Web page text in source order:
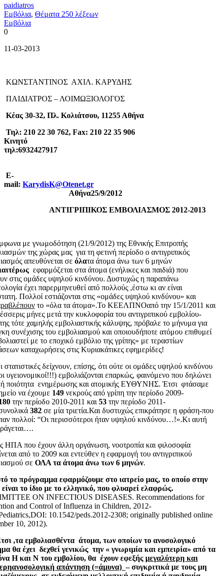
paidiatros
Εμβόλια, Θέματα 250 λέξεων
Εμβόλια
0
11-03-2013
ΚΩΝΣΤΑΝΤΙΝΟΣ ΑXIΛ. ΚΑΡΥΔΗΣ
ΠΑΙΔΙΑΤΡΟΣ – ΛΟΙΜΩΞΙΟΛΟΓΟΣ
Κέας 30-32, Πλ. Κολιάτσου, 11255 Αθήνα
Τηλ: 210 22 30 762, Fax: 210 22 35 906
Kινητό
E-
mail: KarydisK@Otenet.gr
Aθήνα25/9/2012
ANTΙΓΡΙΠΙΚΟΣ ΕΜΒΟΛΙΑΣΜΟΣ 2012-2013
με γνωμοδότηση (21/9/2012) της Εθνικής Επιτροπής
της χώρας μας για τη φετινή περίοδο ο αντιγριπικός
απευθύνεται σε όλατα άτομα άνω των 6 μηνών
εφαρμόζεται στα άτομα (ενήλικες και παιδιά) που
στις ομάδες υψηλού κινδύνου. Δυστυχώς η παραπάνω
έχει παρερμηνευθεί από πολλούς ,έστω κι αν είναι
Πολλοί εστιάζονται στις «ομάδες υψηλού κινδύνου» και
το «όλα τα άτομα».Το ΚΕΕΛΠΝΟαπό την 15/1/2011 και
μήνες μετά την κυκλοφορία του αντιγριπικού εμβολίου-
τότε χαμηλής εμβολιαστικής κάλυψης, πρόβαλε το μήνυμα για
συνέχισης του εμβολιασμού και οποιουδήποτε ατόμου επιθυμεί
με το εποχικό εμβόλιο της γρίπης» με τεραστίων
καταχωρήσεις στις Κυριακάτικες εφημερίδες!
δείχνουν, επίσης, ότι ούτε οι ομάδες υψηλού κινδύνου
υγειονομικοί!!!) εμβολιάζονται επαρκώς, φαινόμενο που δηλώνει
ποιότητα ενημέρωσης και ατομικής ΕΥΘΥΝΗΣ. Έτσι φτάσαμε
να έχουμε 149νεκρούς από γρίπη την περίοδο 2009-
την περίοδο 2010-2011 και 53 την περίοδο 2011-
382σε μία τριετία.Και δυστυχώς επικράτησε η φράση-που
πολλοί: “Οι περισσότεροι ήταν υψηλού κινδύνου…!».Κι αυτή
που έχουν άλλη οργάνωση, νοοτροπία και φιλοσοφία
από το 2009 και εντεύθεν η εφαρμογή του αντιγριπικού
σε ΟΛΑ τα άτομα άνω των 6 μηνών.
πρόγραμμα εφαρμόζουμε στο ιατρείο μας, το οποίο στην
το ίδιο με το ελληνικό, που φλυαρεί ελαφρώς.
ON INFECTIOUS DISEASES. Recommendations for
and Control of Influenza in Children, 2012-
10.1542/peds.2012-2308; originally published online
10, 2012).
,τα εμβολιασθέντα άτομα, των οποίων το ανοσολογικό
θα έχει δεχθεί γενικώς την « γνωριμία και εμπειρία» από τα
Η και Ν του εμβολίου, θα έχουν εφεξής μεγαλύτερη και
απάντηση (=άμυνα)– συγκριτικά με τους μη